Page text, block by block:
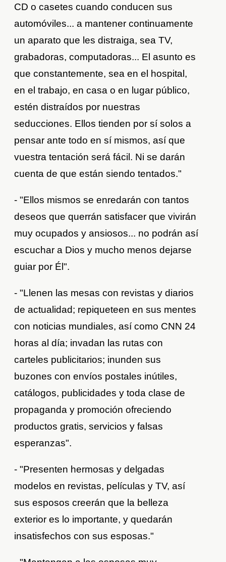
CD o casetes cuando conducen sus
automóviles... a mantener continuamente
un aparato que les distraiga, sea TV,
grabadoras, computadoras... El asunto es
que constantemente, sea en el hospital,
en el trabajo, en casa o en lugar público,
estén distraídos por nuestras
seducciones. Ellos tienden por sí solos a
pensar ante todo en sí mismos, así que
vuestra tentación será fácil. Ni se darán
cuenta de que están siendo tentados."
- "Ellos mismos se enredarán con tantos
deseos que querrán satisfacer que vivirán
muy ocupados y ansiosos... no podrán así
escuchar a Dios y mucho menos dejarse
guiar por Él".
- "Llenen las mesas con revistas y diarios
de actualidad; repiqueteen en sus mentes
con noticias mundiales, así como CNN 24
horas al día; invadan las rutas con
carteles publicitarios; inunden sus
buzones con envíos postales inútiles,
catálogos, publicidades y toda clase de
propaganda y promoción ofreciendo
productos gratis, servicios y falsas
esperanzas".
- "Presenten hermosas y delgadas
modelos en revistas, películas y TV, así
sus esposos creerán que la belleza
exterior es lo importante, y quedarán
insatisfechos con sus esposas."